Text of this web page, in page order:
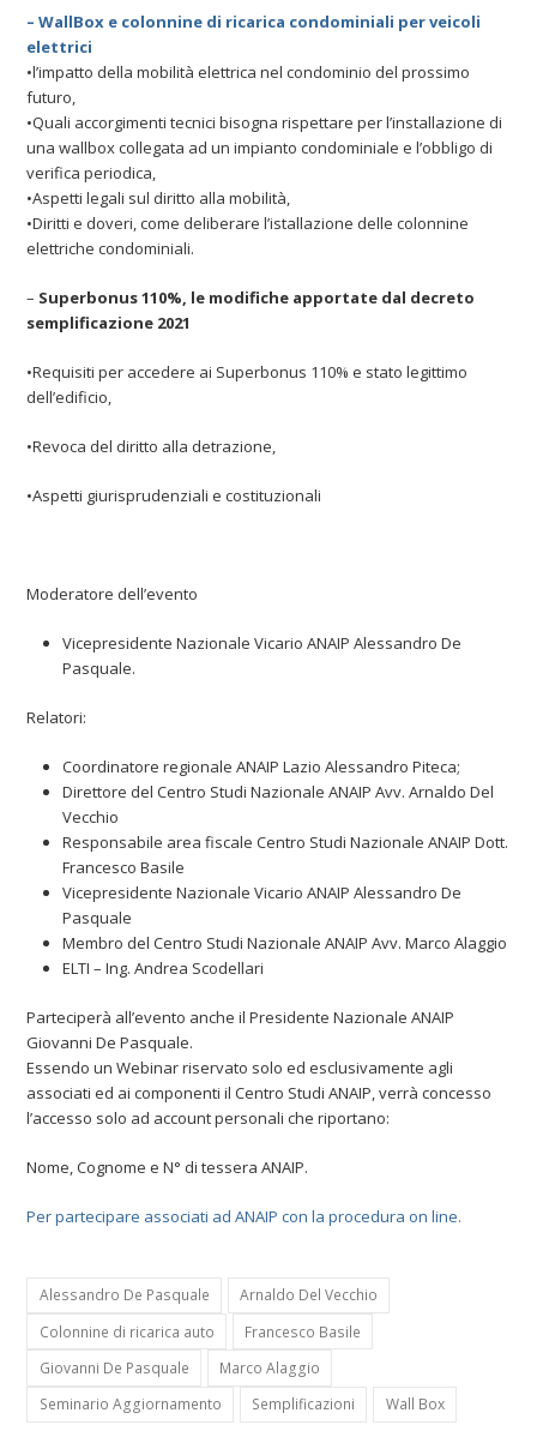
– WallBox e colonnine di ricarica condominiali per veicoli
elettrici
•l’impatto della mobilità elettrica nel condominio del prossimo
futuro,
•Quali accorgimenti tecnici bisogna rispettare per l’installazione di
una wallbox collegata ad un impianto condominiale e l’obbligo di
verifica periodica,
•Aspetti legali sul diritto alla mobilità,
•Diritti e doveri, come deliberare l’istallazione delle colonnine
elettriche condominiali.
– Superbonus 110%, le modifiche apportate dal decreto
semplificazione 2021
•Requisiti per accedere ai Superbonus 110% e stato legittimo
dell’edificio,
•Revoca del diritto alla detrazione,
•Aspetti giurisprudenziali e costituzionali
Moderatore dell’evento
Vicepresidente Nazionale Vicario ANAIP Alessandro De
Pasquale.
Relatori:
Coordinatore regionale ANAIP Lazio Alessandro Piteca;
Direttore del Centro Studi Nazionale ANAIP Avv. Arnaldo Del
Vecchio
Responsabile area fiscale Centro Studi Nazionale ANAIP Dott.
Francesco Basile
Vicepresidente Nazionale Vicario ANAIP Alessandro De
Pasquale
Membro del Centro Studi Nazionale ANAIP Avv. Marco Alaggio
ELTI – Ing. Andrea Scodellari
Parteciperà all’evento anche il Presidente Nazionale ANAIP
Giovanni De Pasquale.
Essendo un Webinar riservato solo ed esclusivamente agli
associati ed ai componenti il Centro Studi ANAIP, verrà concesso
l’accesso solo ad account personali che riportano:
Nome, Cognome e N° di tessera ANAIP.
Per partecipare associati ad ANAIP con la procedura on line.
Alessandro De Pasquale
Arnaldo Del Vecchio
Colonnine di ricarica auto
Francesco Basile
Giovanni De Pasquale
Marco Alaggio
Seminario Aggiornamento
Semplificazioni Wall Box